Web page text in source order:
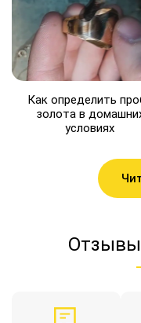
Как определить
золота в
условиях
Отзывы